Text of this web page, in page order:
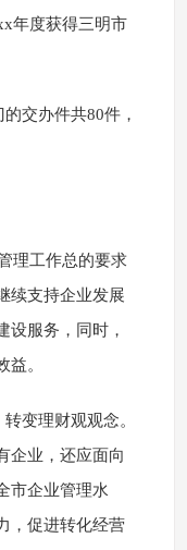
年度获得三明市
交办件共80件，
理工作总的要求
续支持企业发展
设服务，同时，
。
变理财观观念。
企业，还应面向
市企业管理水
，促进转化经营